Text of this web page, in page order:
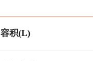
容积(L)